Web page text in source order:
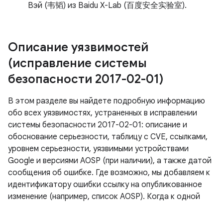
Вэй (韦韬) из Baidu X-Lab (百度安全实验室).
Описание уязвимостей
(исправление системы
безопасности 2017-02-01)
В этом разделе вы найдете подробную информацию
обо всех уязвимостях, устраненных в исправлении
системы безопасности 2017-02-01: описание и
обоснование серьезности, таблицу с CVE, ссылками,
уровнем серьезности, уязвимыми устройствами
Google и версиями AOSP (при наличии), а также датой
сообщения об ошибке. Где возможно, мы добавляем к
идентификатору ошибки ссылку на опубликованное
изменение (например, список AOSP). Когда к одной